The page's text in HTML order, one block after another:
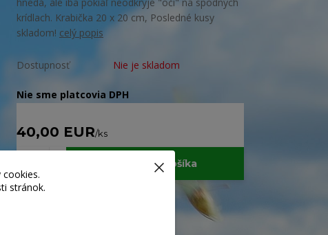
krídlach. Krabička 20 x 20 cm, Posledné kusy
skladom! celý popis
Dostupnosť Nie je skladom
Nie sme platcovia DPH
40,00 EUR/ks
Pridať do košíka
stránok.